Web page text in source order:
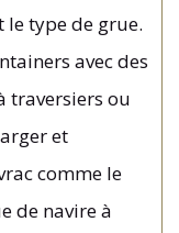
type de grue.
avec des
traversiers ou
et
comme le
de navire à